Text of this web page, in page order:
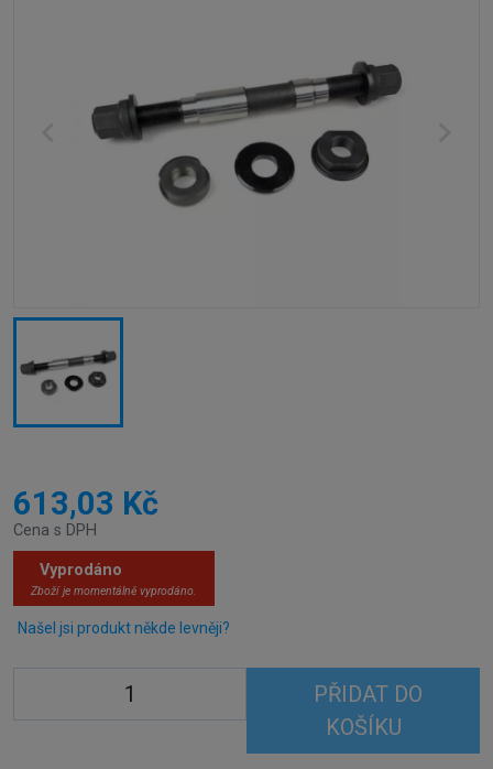
613,03 Kč
Cena s DPH
Vyprodáno
Zboží je momentálně vyprodáno.
Našel jsi produkt někde levněji?
PŘIDAT DO
KOŠÍKU